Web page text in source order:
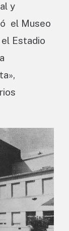
y
el Museo
Estadio